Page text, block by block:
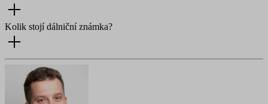
Kolik stojí dálniční známka?